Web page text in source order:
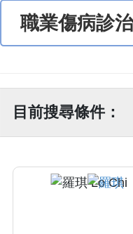
職業傷病診
目前搜尋條件：